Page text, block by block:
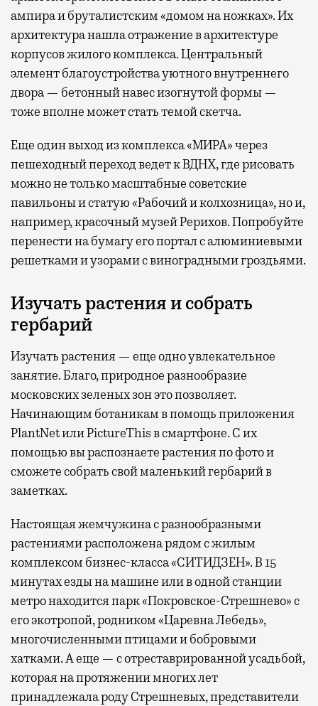
ампира и бруталистским «домом на ножках». Их
архитектура нашла отражение в архитектуре
корпусов жилого комплекса. Центральный
элемент благоустройства уютного внутреннего
двора — бетонный навес изогнутой формы —
тоже вполне может стать темой скетча.
Еще один выход из комплекса «МИРА» через
пешеходный переход ведет к ВДНХ, где рисовать
можно не только масштабные советские
павильоны и статую «Рабочий и колхозница», но и,
например, красочный музей Рерихов. Попробуйте
перенести на бумагу его портал с алюминиевыми
решетками и узорами с виноградными гроздьями.
Изучать растения и собрать
гербарий
Изучать растения — еще одно увлекательное
занятие. Благо, природное разнообразие
московских зеленых зон это позволяет.
Начинающим ботаникам в помощь приложения
PlantNet или PictureThis в смартфоне. С их
помощью вы распознаете растения по фото и
сможете собрать свой маленький гербарий в
заметках.
Настоящая жемчужина с разнообразными
растениями расположена рядом с жилым
комплексом бизнес-класса «СИТИДЗЕН». В 15
минутах езды на машине или в одной станции
метро находится парк «Покровское-Стрешнево» с
его экотропой, родником «Царевна Лебедь»,
многочисленными птицами и бобровыми
хатками. А еще — с отреставрированной усадьбой,
которая на протяжении многих лет
принадлежала роду Стрешневых, представители